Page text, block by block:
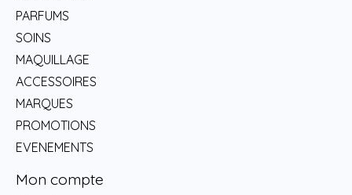
PARFUMS
SOINS
MAQUILLAGE
ACCESSOIRES
MARQUES
PROMOTIONS
EVENEMENTS
Mon compte